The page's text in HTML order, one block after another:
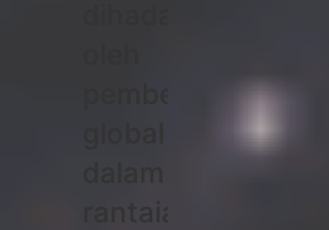
rantaian